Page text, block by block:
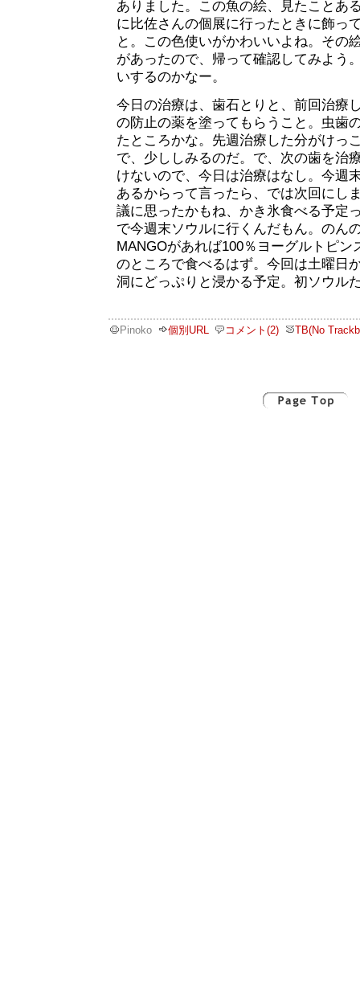
ありました。この魚の絵、見たことあ
に比佐さんの個展に行ったときに飾っ
と。この色使いがかわいいよね。その
があったので、帰って確認してみよう
いするのかなー。
今日の治療は、歯石とりと、前回治療
の防止の薬を塗ってもらうこと。虫歯
たところかな。先週治療した分がけっ
で、少ししみるのだ。で、次の歯を治
けないので、今日は治療はなし。今週
あるからって言ったら、では次回にし
議に思ったかもね、かき氷食べる予定
で今週末ソウルに行くんだもん。のん
MANGOがあれば100％ヨーグルトピ
のところで食べるはず。今回は土曜日
洞にどっぷりと浸かる予定。初ソウル
Pinoko 個別URL コメント(2) TB(No